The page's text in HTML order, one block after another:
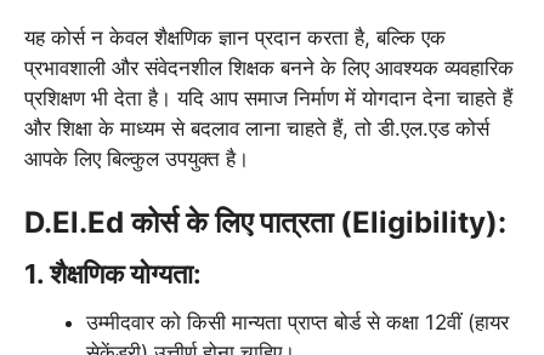
यह कोर्स न केवल शैक्षणिक ज्ञान प्रदान करता है, बल्कि एक
प्रभावशाली और संवेदनशील शिक्षक बनने के लिए आवश्यक व्यवहारिक
प्रशिक्षण भी देता है। यदि आप समाज निर्माण में योगदान देना चाहते हैं
और शिक्षा के माध्यम से बदलाव लाना चाहते हैं, तो डी.एल.एड कोर्स
आपके लिए बिल्कुल उपयुक्त है।
D.El.Ed कोर्स के लिए पात्रता (Eligibility):
1. शैक्षणिक योग्यता:
उम्मीदवार को किसी मान्यता प्राप्त बोर्ड से कक्षा 12वीं (हायर